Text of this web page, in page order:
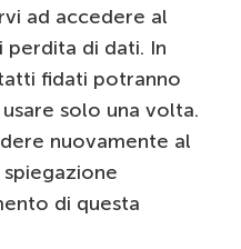
ad accedere al
di dati. In
fidati potranno
solo una volta.
nuovamente al
di questa